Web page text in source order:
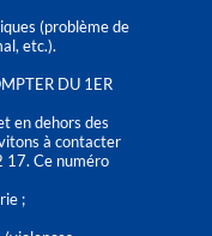
(problème de
etc.).
DU 1ER
en dehors des
à contacter
17. Ce numéro
;